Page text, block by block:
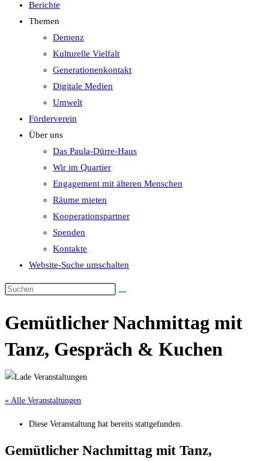
Berichte
Themen
Demenz
Kulturelle Vielfalt
Generationenkontakt
Digitale Medien
Umwelt
Förderverein
Über uns
Das Paula-Dürre-Haus
Wir im Quartier
Engagement mit älteren Menschen
Räume mieten
Kooperationspartner
Spenden
Kontakte
Website-Suche umschalten
Gemütlicher Nachmittag mit
Tanz, Gespräch & Kuchen
« Alle Veranstaltungen
Diese Veranstaltung hat bereits stattgefunden.
Gemütlicher Nachmittag mit Tanz,